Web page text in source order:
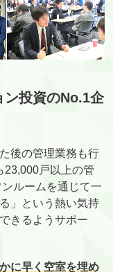
ン投資のNo.1企
後の管理業務も行
23,000戸以上の管
ルームを通じて一
」という熱い気持
できるようサポー
に早く空室を埋め